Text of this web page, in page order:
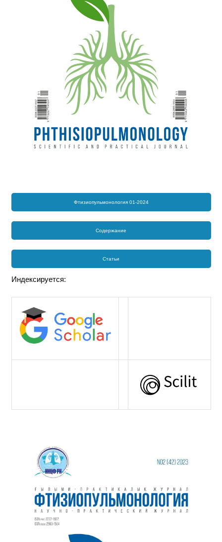
Фтизиопульмонология 01-2024
Содержание
Статьи
Индексируется: